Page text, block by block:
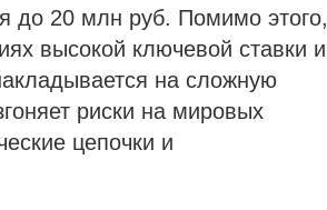
до 20 млн руб. Помимо этого,
высокой ключевой ставки и
на сложную
риски на мировых
цепочки и